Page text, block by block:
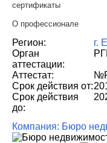
сертификаты
О профессионале
Регион:
г.
Орган
аттестации:
Аттестат:
Срок действия от:
Срок действия
до:
Компания: Бюро